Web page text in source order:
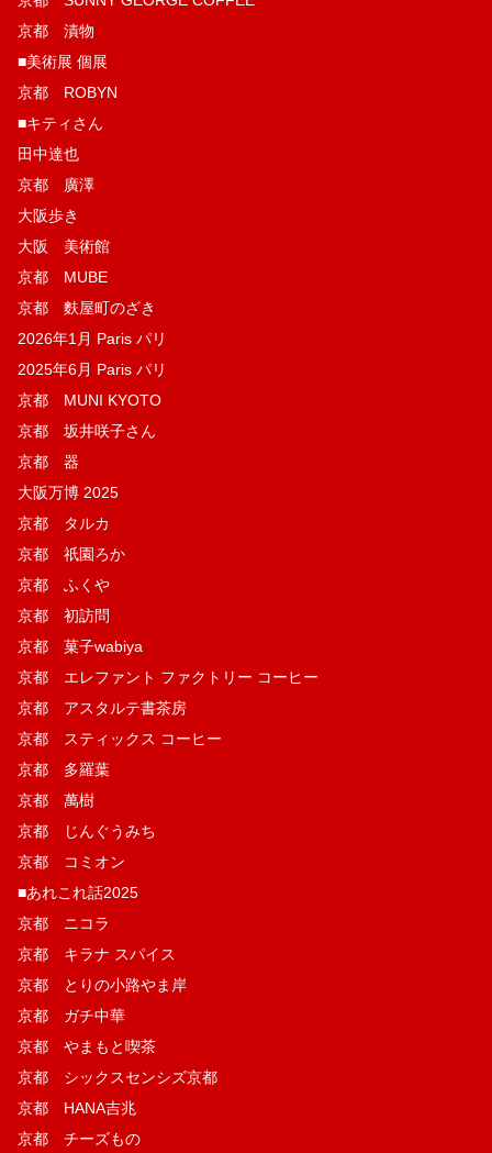
京都 漬物
■美術展 個展
京都 ROBYN
■キティさん
田中達也
京都 廣澤
大阪歩き
大阪 美術館
京都 MUBE
京都 麩屋町のざき
2026年1月 Paris パリ
2025年6月 Paris パリ
京都 MUNI KYOTO
京都 坂井咲子さん
京都 器
大阪万博 2025
京都 タルカ
京都 祇園ろか
京都 ふくや
京都 初訪問
京都 菓子wabiya
京都 エレファント ファクトリー コーヒー
京都 アスタルテ書茶房
京都 スティックス コーヒー
京都 多羅葉
京都 萬樹
京都 じんぐうみち
京都 コミオン
■あれこれ話2025
京都 ニコラ
京都 キラナ スパイス
京都 とりの小路やま岸
京都 ガチ中華
京都 やまもと喫茶
京都 シックスセンシズ京都
京都 HANA吉兆
京都 チーズもの